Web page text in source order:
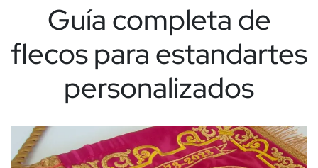
Guía completa de
flecos para estandartes
personalizados